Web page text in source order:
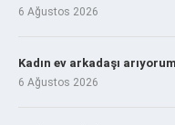
6 Ağustos 2026
Kadın ev arkadaşı
6 Ağustos 2026